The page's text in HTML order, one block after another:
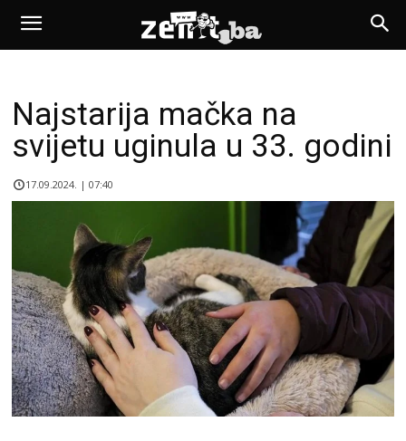
Najstarija mačka na
svijetu uginula u 33. godini
17.09.2024. | 07:40